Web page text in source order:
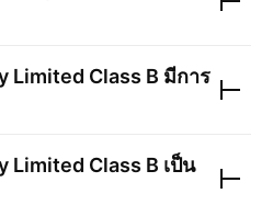
Limited Class B มีการ
Limited Class B เป็น